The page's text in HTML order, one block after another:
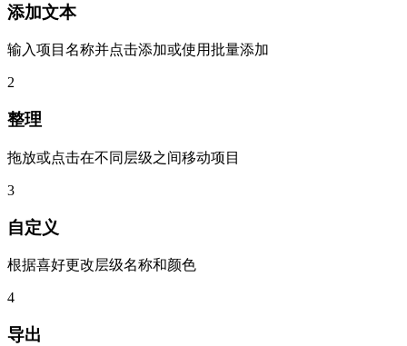
添加文本
输入项目名称并点击添加或使用批量添加
2
整理
拖放或点击在不同层级之间移动项目
3
自定义
根据喜好更改层级名称和颜色
4
导出